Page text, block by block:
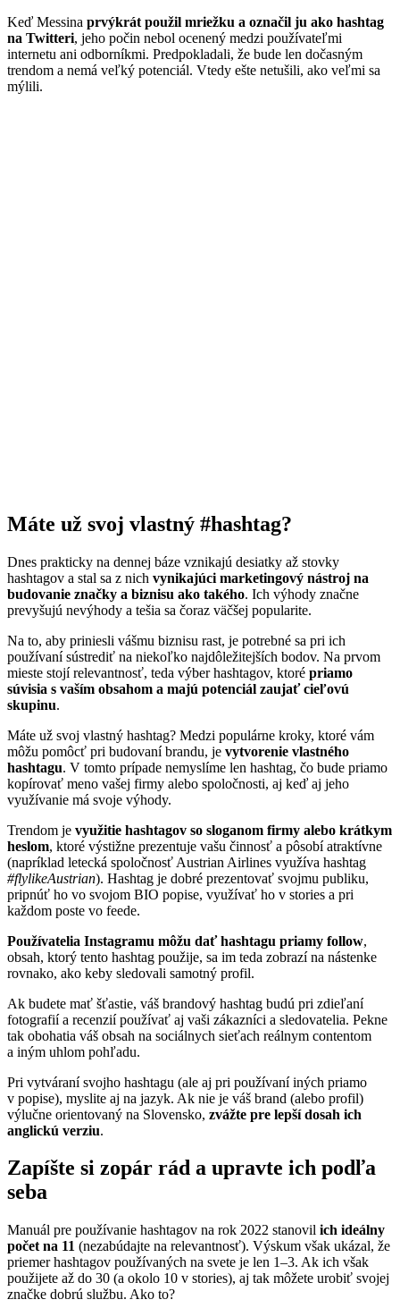
Keď Messina prvýkrát použil mriežku a označil ju ako hashtag
na Twitteri, jeho počin nebol ocenený medzi používateľmi
internetu ani odborníkmi. Predpokladali, že bude len dočasným
trendom a nemá veľký potenciál. Vtedy ešte netušili, ako veľmi sa
mýlili.
Máte už svoj vlastný #hashtag?
Dnes prakticky na dennej báze vznikajú desiatky až stovky
hashtagov a stal sa z nich vynikajúci marketingový nástroj na
budovanie značky a biznisu ako takého. Ich výhody značne
prevyšujú nevýhody a tešia sa čoraz väčšej popularite.
Na to, aby priniesli vášmu biznisu rast, je potrebné sa pri ich
používaní sústrediť na niekoľko najdôležitejších bodov. Na prvom
mieste stojí relevantnosť, teda výber hashtagov, ktoré priamo
súvisia s vaším obsahom a majú potenciál zaujať cieľovú
skupinu.
Máte už svoj vlastný hashtag? Medzi populárne kroky, ktoré vám
môžu pomôcť pri budovaní brandu, je vytvorenie vlastného
hashtagu. V tomto prípade nemyslíme len hashtag, čo bude priamo
kopírovať meno vašej firmy alebo spoločnosti, aj keď aj jeho
využívanie má svoje výhody.
Trendom je využitie hashtagov so sloganom firmy alebo krátkym
heslom, ktoré výstižne prezentuje vašu činnosť a pôsobí atraktívne
(napríklad letecká spoločnosť Austrian Airlines využíva hashtag
#flylikeAustrian). Hashtag je dobré prezentovať svojmu publiku,
pripnúť ho vo svojom BIO popise, využívať ho v stories a pri
každom poste vo feede.
Používatelia Instagramu môžu dať hashtagu priamy follow,
obsah, ktorý tento hashtag použije, sa im teda zobrazí na nástenke
rovnako, ako keby sledovali samotný profil.
Ak budete mať šťastie, váš brandový hashtag budú pri zdieľaní
fotografií a recenzií používať aj vaši zákazníci a sledovatelia. Pekne
tak obohatia váš obsah na sociálnych sieťach reálnym contentom
a iným uhlom pohľadu.
Pri vytváraní svojho hashtagu (ale aj pri používaní iných priamo
v popise), myslite aj na jazyk. Ak nie je váš brand (alebo profil)
výlučne orientovaný na Slovensko, zvážte pre lepší dosah ich
anglickú verziu.
Zapíšte si zopár rád a upravte ich podľa
seba
Manuál pre používanie hashtagov na rok 2022 stanovil ich ideálny
počet na 11 (nezabúdajte na relevantnosť). Výskum však ukázal, že
priemer hashtagov používaných na svete je len 1–3. Ak ich však
použijete až do 30 (a okolo 10 v stories), aj tak môžete urobiť svojej
značke dobrú službu. Ako to?